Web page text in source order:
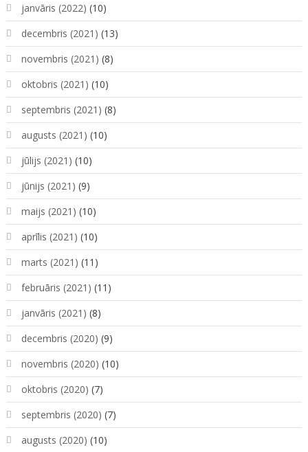
janvāris (2022) (10)
decembris (2021) (13)
novembris (2021) (8)
oktobris (2021) (10)
septembris (2021) (8)
augusts (2021) (10)
jūlijs (2021) (10)
jūnijs (2021) (9)
maijs (2021) (10)
aprīlis (2021) (10)
marts (2021) (11)
februāris (2021) (11)
janvāris (2021) (8)
decembris (2020) (9)
novembris (2020) (10)
oktobris (2020) (7)
septembris (2020) (7)
augusts (2020) (10)